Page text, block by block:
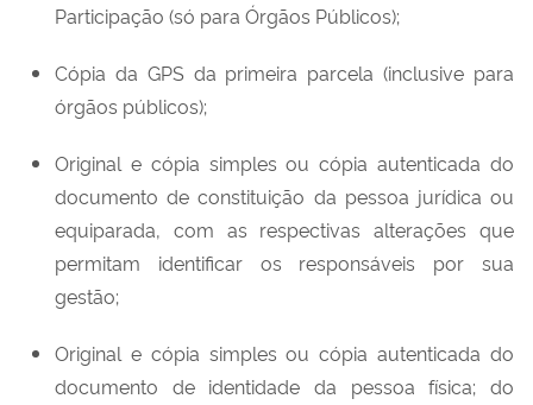
Participação (só para Órgãos Públicos);
Cópia da GPS da primeira parcela (inclusive para
órgãos públicos);
Original e cópia simples ou cópia autenticada do
documento de constituição da pessoa jurídica ou
equiparada, com as respectivas alterações que
permitam identificar os responsáveis por sua
gestão;
Original e cópia simples ou cópia autenticada do
documento de identidade da pessoa física; do